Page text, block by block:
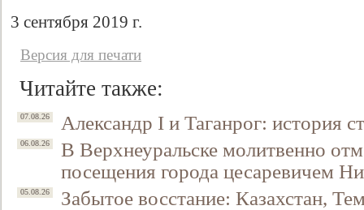
3 сентября 2019 г.
Версия для печати
Читайте также:
07.08.26 Александр I и Таганрог: история
06.08.26
В Верхнеуральске молитвенно
посещения города цесаревичем
05.08.26 Забытое восстание: Казахстан,